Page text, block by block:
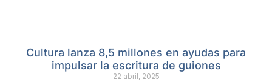
Cultura lanza 8,5 millones en ayudas para
impulsar la escritura de guiones
22 abril, 2025